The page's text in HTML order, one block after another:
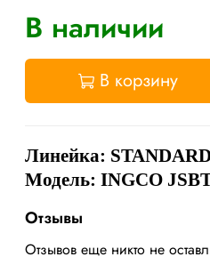
В наличии
В корзину
Линейка:
Модель: INGCO
Отзывы
Отзывов еще никто не